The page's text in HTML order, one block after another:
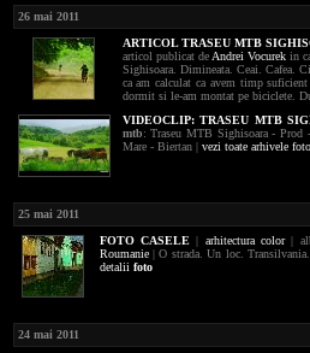
26 mai 2011
ARTICOL TRASEU MTB
articol publicat de Andrei Vocurekin
Sighisoara. Dimineata. Ceai. Cafea.
ca am calculat ca avem timp
dormit si le-am montat pe biciclete.
VIDEOCLIP: TRASEU MTB
mtb: Traseu MTB Sighisoara -
Mare - Biertan | vezi toate arhivele
25 mai 2011
FOTO CASELE| arhitectura color|
Roumanie| O strada. Un loc.
detalii foto
24 mai 2011